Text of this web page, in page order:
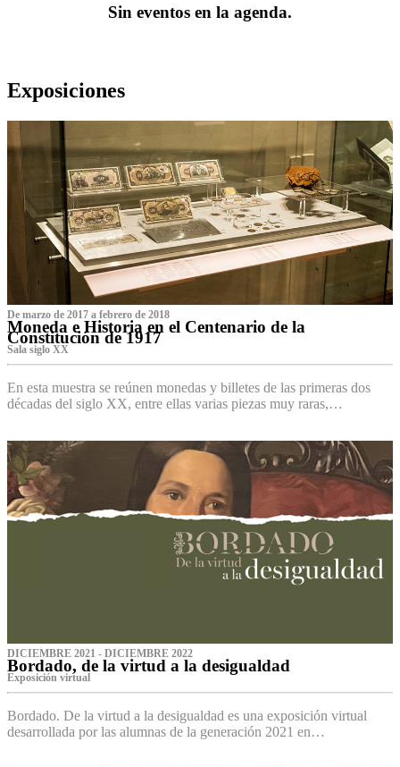
Sin eventos en la agenda.
Exposiciones
De marzo de 2017 a febrero de 2018
Moneda e Historia en el Centenario de la
Constitución de 1917
Sala siglo XX
En esta muestra se reúnen monedas y billetes de las primeras dos
décadas del siglo XX, entre ellas varias piezas muy raras,…
DICIEMBRE 2021 - DICIEMBRE 2022
Bordado, de la virtud a la desigualdad
Exposición virtual‌
Bordado. De la virtud a la desigualdad es una exposición virtual
desarrollada por las alumnas de la generación 2021 en…